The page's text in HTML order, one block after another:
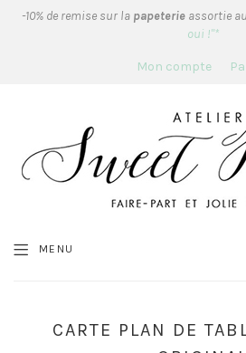
-10% de remise sur la papeterie assortie
oui !"*
Mon compte
MENU
CARTE PLAN DE